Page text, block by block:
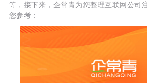
等，接下来，企常青为您整理互联网公司
您参考：